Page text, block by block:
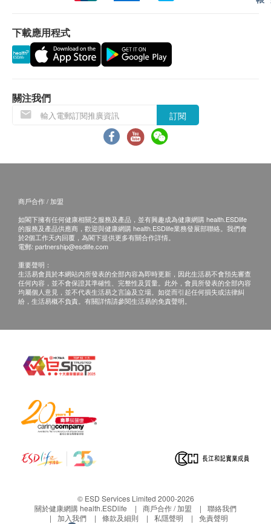
退換條款：
當顧客收取已訂購之貨品時，有責任檢查貨品是否
有損毀情況，一經確認簽收，恕不接受退換。
或過期退回，供應商有權不受理。
如有其他損壞或遺漏查詢，顧客必須保留有效收據
正本，並於送貨後3個工作天內按下列方式聯絡錤
彥國際有限公司 客戶服務部跟進。
下載應用程式
關注我們
訂閱
商戶合作 / 加盟
如閣下擁有任何健康相關之服務及產品，並有興趣成為健康網購 health.ESDlife
的服務及產品供應商，歡迎與健康網購 health.ESDlife業務發展部聯絡。我們會
於2個工作天內回覆，為閣下提供更多有關合作詳情。
電郵: partnership@esdlife.com
重要聲明：
生活易會員於本網站內所發表的全部內容為即時更新，因此生活易不會預先審查
任何內容，並不會保證其準確性、完整性及質量。此外，會員所發表的全部內容
均屬個人意見，並不代表生活易之言論及立場。如從而引起任何損失或法律糾
紛，生活易概不負責。有關詳情請參閱生活易的免責聲明。
© ESD Services Limited 2000-2026
關於健康網購 health.ESDlife
商戶合作 / 加盟
聯絡我們
加入我們
條款及細則 私隱聲明
免責聲明